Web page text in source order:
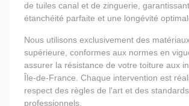
de tuiles canal et de zinguerie,
étanchéité parfaite et une longévité
Nous utilisons exclusivement des
supérieure, conformes aux normes en
assurer la résistance de votre toiture aux
Île-de-France. Chaque intervention est
respect des règles de l'art et des standards
professionnels.